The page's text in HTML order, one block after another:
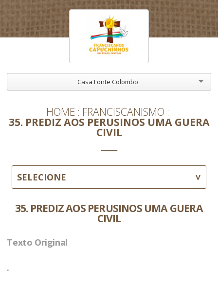
Casa Fonte Colombo
HOME FRANCISCANISMO
35. PREDIZ AOS PERUSINOS UMA GUERA
CIVIL
SELECIONE
35. PREDIZ AOS PERUSINOS UMA GUERA
CIVIL
Texto Original
.